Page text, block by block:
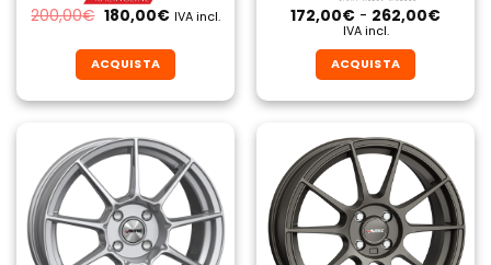
200,00€ Il
prezzo
era:
200,00€.
180,00€Il
è:
180,00€.
IVA incl.
ACQUISTA
prodotto
ha
più
varianti.
Le
opzioni
possono
172,00€ - 262,00€Fascia
IVA incl.
ACQUISTA
prodotto
ha
più
varianti.
Le
opzioni
possono